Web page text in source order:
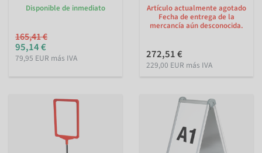
Disponible de inmediato
165,41 €
95,14 €
79,95 EUR más IVA
Artículo actualmente agotado
Fecha de entrega de la
mercancía aún desconocida.
272,51 €
229,00 EUR más IVA